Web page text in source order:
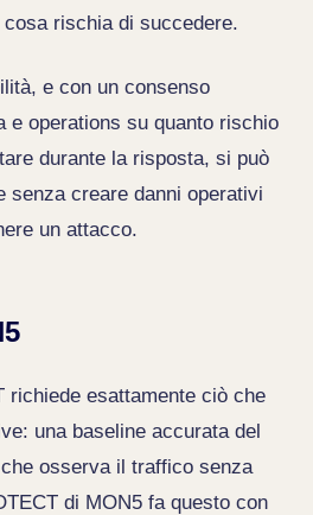
rischia di succedere.
e con un consenso
e operations su quanto rischio
durante la risposta, si può
senza creare danni operativi
un attacco.
richiede esattamente ciò che
una baseline accurata del
osserva il traffico senza
di MON5 fa questo con